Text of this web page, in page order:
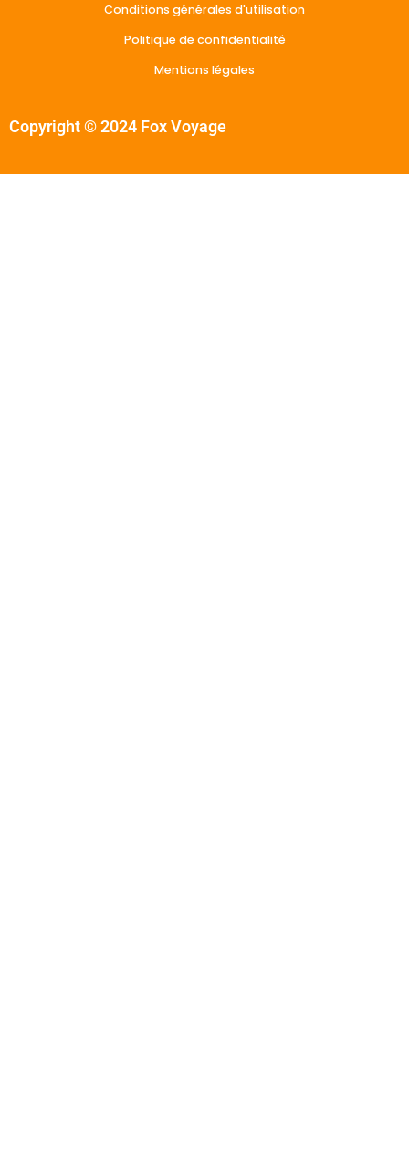
Conditions générales d'utilisation
Politique de confidentialité
Mentions légales
Copyright © 2024 Fox Voyage